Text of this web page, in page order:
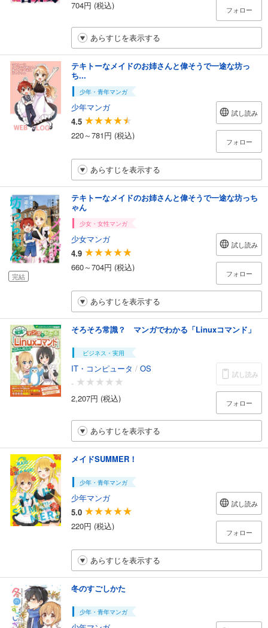
704円 (税込)
フォロー
あらすじを表示する
テキトーなメイドのお姉さんと偉そうで一途な坊っ
ち...
少年・青年マンガ
少年マンガ
4.5
220～781円 (税込)
試し読み
フォロー
あらすじを表示する
完結
テキトーなメイドのお姉さんと偉そうで一途な坊っち
ゃん
少女・女性マンガ
少女マンガ
4.9
660～704円 (税込)
試し読み
フォロー
あらすじを表示する
そろそろ常識？ マンガでわかる「Linuxコマンド」
ビジネス・実用
IT・コンピュータ / OS
-
2,207円 (税込)
試し読み
フォロー
あらすじを表示する
メイドSUMMER！
少年・青年マンガ
少年マンガ
5.0
220円 (税込)
試し読み
フォロー
あらすじを表示する
冬のすごしかた
少年・青年マンガ